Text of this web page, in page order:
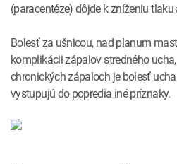
(paracentéze) dôjde k zníženiu
Bolesť za ušnicou, nad planum
komplikácii zápalov stredného
chronických zápaloch je bolesť
vystupujú do popredia iné príznaky.